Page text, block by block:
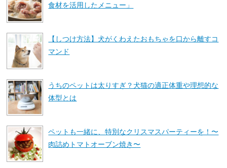
食材を活用したメニュー」
【しつけ方法】犬がくわえたおもちゃを口から離すコ
マンド
うちのペットは太りすぎ？犬猫の適正体重や理想的な
体型とは
ペットも一緒に、特別なクリスマスパーティーを！〜
肉詰めトマトオーブン焼き〜